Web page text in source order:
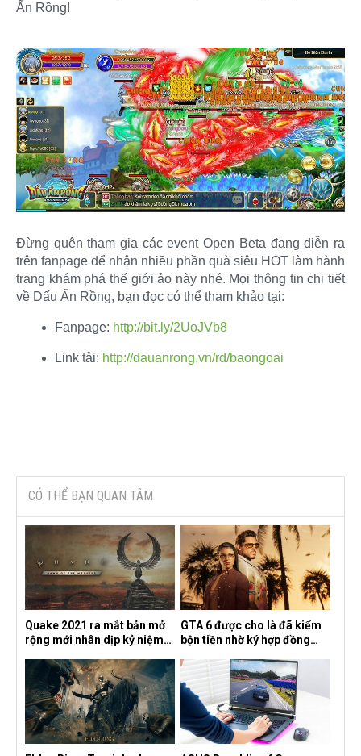
Ấn Rồng!
Đừng quên tham gia các event Open Beta đang diễn ra
trên fanpage để nhận nhiều phần quà siêu HOT làm hành
trang khám phá thế giới ảo này nhé. Mọi thông tin chi tiết
về Dấu Ấn Rồng, bạn đọc có thể tham khảo tại:​
Fanpage: http://bit.ly/2UoJVb8
Link tải: http://dauanrong.vn/rd/baongoai
CÓ THỂ BẠN QUAN TÂM
Quake 2021 ra mắt bản mở
rộng mới nhân dịp kỷ niệm
the Machine
GTA 6 được cho là đã kiếm
bộn tiền nhờ ký hợp đồng